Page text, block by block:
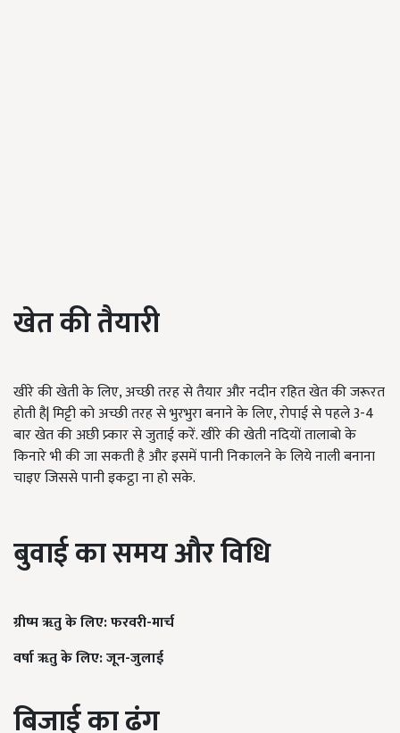
खेतकीतैयारी
खीरे की खेती के लिए, अच्छी तरह से तैयार और नदीन रहित खेत की जरूरत
होती है| मिट्टी को अच्छी तरह से भुरभुरा बनाने के लिए, रोपाई से पहले 3-4
बार खेत की अछी प्र्कार से जुताई करें. खीरे की खेती नदियों तालाबो के
किनारे भी की जा सकती है और इसमें पानी निकालने के लिये नाली बनाना
चाइए जिससे पानी इकट्ठा ना हो सके.
बुवाईकासमयऔरविधि
ग्रीष्मॠतुकेलिए:फरवरी-मार्च
वर्षाॠतुकेलिए:जून-जुलाई
बिजाईकाढंग